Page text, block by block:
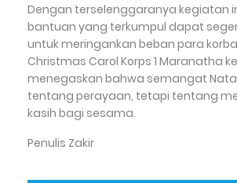
Dengan terselenggaranya kegiatan
bantuan yang terkumpul dapat
untuk meringankan beban para
Christmas Carol Korps 1 Maranatha
menegaskan bahwa semangat
tentang perayaan, tetapi tentang
kasih bagi sesama.
Penulis Zakir